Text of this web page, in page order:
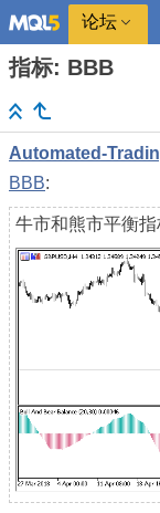
论坛
指标: BBB
Automated-
BBB:
牛市和熊市平衡指